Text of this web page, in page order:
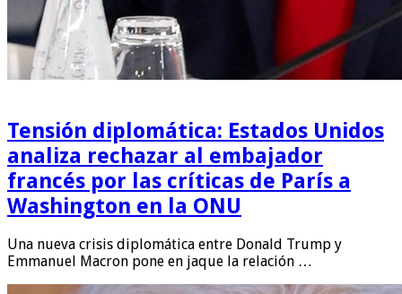
Tensión diplomática: Estados Unidos
analiza rechazar al embajador
francés por las críticas de París a
Washington en la ONU
Una nueva crisis diplomática entre Donald Trump y
Emmanuel Macron pone en jaque la relación …